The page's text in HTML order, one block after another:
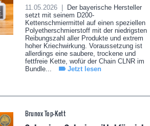
11.05.2026 |
Der bayerische Hersteller
setzt mit seinem D200-
Kettenschmiermittel auf einen speziellen
Polyetherschmierstoff mit der niedrigsten
Reibungszahl aller Produkte und extrem
hoher Kriechwirkung. Voraussetzung ist
allerdings eine saubere, trockene und
fettfreie Kette, wofür der Chain CLNR im
Bundle...
Jetzt lesen
Brunox Top-Kett